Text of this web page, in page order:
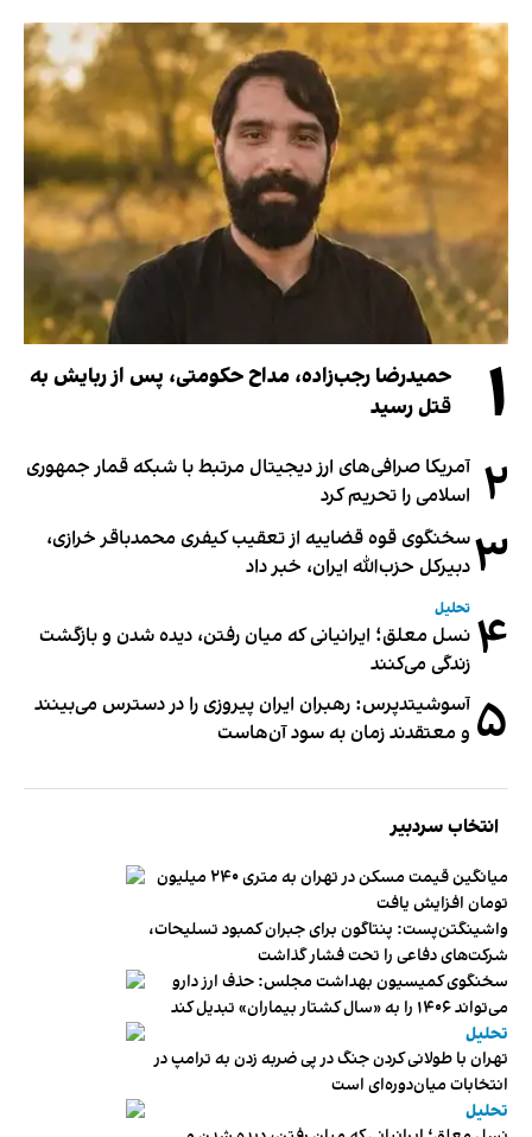
۱
حمیدرضا رجب‌زاده، مداح حکومتی، پس از ربایش به
قتل رسید
۲ آمریکا صرافی‌های ارز دیجیتال مرتبط با شبکه قمار جمهوری
اسلامی را تحریم کرد
۳سخنگوی قوه قضاییه از تعقیب کیفری محمدباقر خرازی،
دبیر‌کل حزب‌الله ایران، خبر داد
۴ تحلیل
نسل معلق؛ ایرانیانی که میان رفتن، دیده شدن و بازگشت
زندگی می‌کنند
۵ آسوشیتدپرس: رهبران ایران پیروزی را در دسترس می‌بینند
و معتقدند زمان به سود آن‌هاست
انتخاب سردبیر
میانگین قیمت مسکن در تهران به متری ۲۴۰ میلیون
تومان افزایش یافت
واشینگتن‌پست: پنتاگون برای جبران کمبود تسلیحات،
شرکت‌های دفاعی را تحت فشار گذاشت
سخنگوی کمیسیون بهداشت مجلس: حذف ارز دارو
می‌تواند ۱۴۰۶ را به «سال کشتار بیماران» تبدیل کند
تحلیل
تهران با طولانی کردن جنگ در پی ضربه زدن به ترامپ در
انتخابات میان‌دوره‌ای است
تحلیل